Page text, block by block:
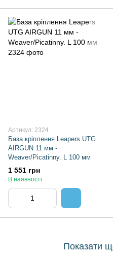
Артикул: 2324
База кріплення Leapers UTG
AIRGUN 11 мм -
Weaver/Picatinny. L 100 мм
1 551 грн
В наявності
Показати